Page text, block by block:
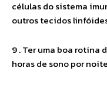
células do sistema
outros tecidos
9 . Ter uma boa rotina
horas de sono por